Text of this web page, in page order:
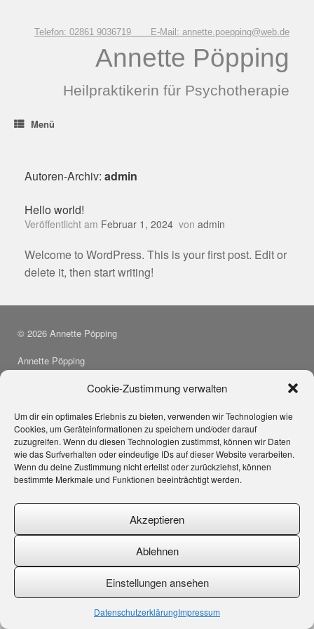
Cookie-Zustimmung verwalten
Um dir ein optimales Erlebnis zu bieten, verwenden wir Technologien wie
Cookies, um Geräteinformationen zu speichern und/oder darauf
zuzugreifen. Wenn du diesen Technologien zustimmst, können wir Daten
wie das Surfverhalten oder eindeutige IDs auf dieser Website verarbeiten.
Wenn du deine Zustimmung nicht erteilst oder zurückziehst, können
bestimmte Merkmale und Funktionen beeinträchtigt werden.
Akzeptieren
Ablehnen
Einstellungen ansehen
DatenschutzerklärungImpressum
Telefon: 02861 9036719 E-Mail: annette.poepping@web.de
Annette Pöpping
Heilpraktikerin für Psychotherapie
Menü
Autoren-Archiv: admin
Hello world!
Veröffentlicht am Februar 1, 2024 von admin
Welcome to WordPress. This is your first post. Edit or
delete it, then start writing!
© 2026 Annette Pöpping
Annette Pöpping
Therese-Illerhues-Weg 10
Rechtliches
Impressum
Datenschutz
Theme bySiteOrigin